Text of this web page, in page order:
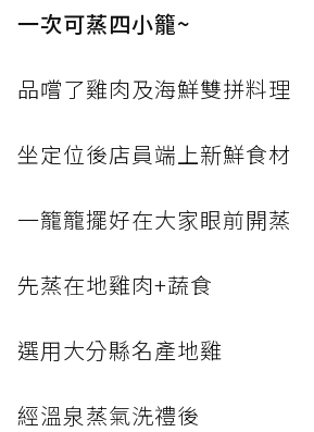
一次可蒸四小籠~
品嚐了雞肉及海鮮雙拼料理
坐定位後店員端上新鮮食材
一籠籠擺好在大家眼前開蒸
先蒸在地雞肉+蔬食
選用大分縣名產地雞
經溫泉蒸氣洗禮後